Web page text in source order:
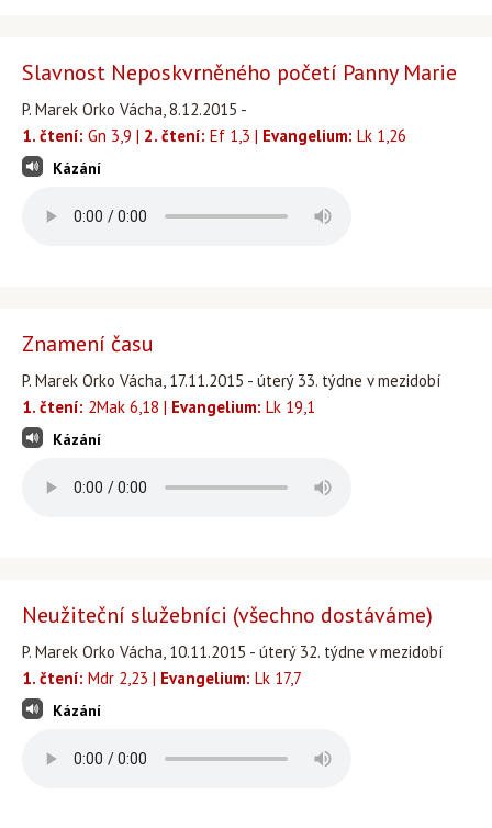
Slavnost Neposkvrněného početí Panny Marie
P. Marek Orko Vácha, 8.12.2015 -
1. čtení: Gn 3,9 | 2. čtení: Ef 1,3 | Evangelium: Lk 1,26
Kázání
Znamení času
P. Marek Orko Vácha, 17.11.2015 - úterý 33. týdne v mezidobí
1. čtení: 2Mak 6,18 | Evangelium: Lk 19,1
Kázání
Neužiteční služebníci (všechno dostáváme)
P. Marek Orko Vácha, 10.11.2015 - úterý 32. týdne v mezidobí
1. čtení: Mdr 2,23 | Evangelium: Lk 17,7
Kázání